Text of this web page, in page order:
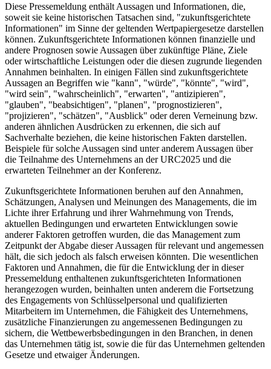
Diese Pressemeldung enthält Aussagen und Informationen, die,
soweit sie keine historischen Tatsachen sind, "zukunftsgerichtete
Informationen" im Sinne der geltenden Wertpapiergesetze darstellen
können. Zukunftsgerichtete Informationen können finanzielle und
andere Prognosen sowie Aussagen über zukünftige Pläne, Ziele
oder wirtschaftliche Leistungen oder die diesen zugrunde liegenden
Annahmen beinhalten. In einigen Fällen sind zukunftsgerichtete
Aussagen an Begriffen wie "kann", "würde", "könnte", "wird",
"wird sein", "wahrscheinlich", "erwarten", "antizipieren",
"glauben", "beabsichtigen", "planen", "prognostizieren",
"projizieren", "schätzen", "Ausblick" oder deren Verneinung bzw.
anderen ähnlichen Ausdrücken zu erkennen, die sich auf
Sachverhalte beziehen, die keine historischen Fakten darstellen.
Beispiele für solche Aussagen sind unter anderem Aussagen über
die Teilnahme des Unternehmens an der URC2025 und die
erwarteten Teilnehmer an der Konferenz.
Zukunftsgerichtete Informationen beruhen auf den Annahmen,
Schätzungen, Analysen und Meinungen des Managements, die im
Lichte ihrer Erfahrung und ihrer Wahrnehmung von Trends,
aktuellen Bedingungen und erwarteten Entwicklungen sowie
anderer Faktoren getroffen wurden, die das Management zum
Zeitpunkt der Abgabe dieser Aussagen für relevant und angemessen
hält, die sich jedoch als falsch erweisen könnten. Die wesentlichen
Faktoren und Annahmen, die für die Entwicklung der in dieser
Pressemeldung enthaltenen zukunftsgerichteten Informationen
herangezogen wurden, beinhalten unten anderem die Fortsetzung
des Engagements von Schlüsselpersonal und qualifizierten
Mitarbeitern im Unternehmen, die Fähigkeit des Unternehmens,
zusätzliche Finanzierungen zu angemessenen Bedingungen zu
sichern, die Wettbewerbsbedingungen in den Branchen, in denen
das Unternehmen tätig ist, sowie die für das Unternehmen geltenden
Gesetze und etwaiger Änderungen.